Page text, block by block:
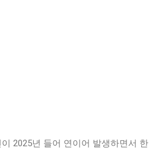
2025년 들어 연이어 발생하면서 한